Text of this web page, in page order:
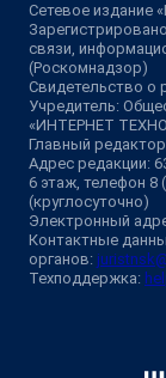
Сетевое издание
связи,
(Роскомнадзор)
Свидетельство о
Учредитель:
«ИНТЕРНЕТ
Главный
Адрес редакции:
6 этаж, телефон 8
(круглосуточно)
Электронный
Контактные
органов:
Техподдержка: